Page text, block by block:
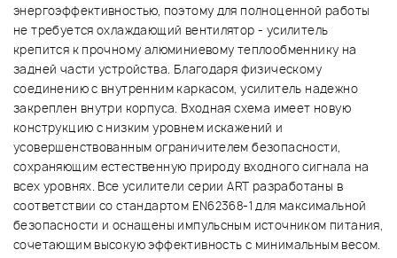
энергоэффективностью, поэтому для полноценной работы
не требуется охлаждающий вентилятор - усилитель
крепится к прочному алюминиевому теплообменнику на
задней части устройства. Благодаря физическому
соединению с внутренним каркасом, усилитель надежно
закреплен внутри корпуса. Входная схема имеет новую
конструкцию с низким уровнем искажений и
усовершенствованным ограничителем безопасности,
сохраняющим естественную природу входного сигнала на
всех уровнях. Все усилители серии ART разработаны в
соответствии со стандартом EN62368-1 для максимальной
безопасности и оснащены импульсным источником питания,
сочетающим высокую эффективность с минимальным весом.